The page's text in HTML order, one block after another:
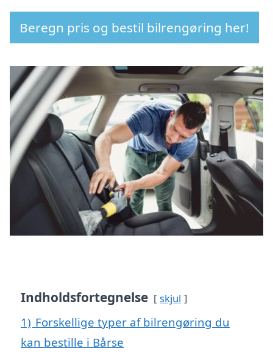
Beregn pris og bestil bilrengøring her!
Indholdsfortegnelse skjul
1) Forskellige typer af bilrengøring du
kan bestille i Bårse